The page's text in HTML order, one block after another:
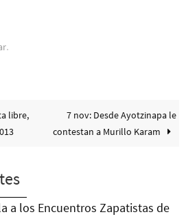
.
libre,
7 nov: Desde Ayotzinapa le
contestan a Murillo Karam
a los Encuentros Zapatistas de